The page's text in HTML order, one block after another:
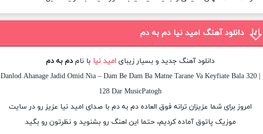
دانلود آهنگ امید نیا دم به دم
دانلود آهنگ جدید و بسیار زیبای امید نیا با نام دم به دم
Danlod Ahanage Jadid Omid Nia – Dam Be Dam Ba Matne Tarane Va Keyfiate Bala 320 |
128 Dar MusicPatogh
امروز برای شما عزیزان ترانه فوق العاده دم به دم با صدای امید نیا عزیز رو در سایت
موزیک پاتوق آماده کردیم، حتما این اهنگ رو بشنوید و نظرتون رو بگید